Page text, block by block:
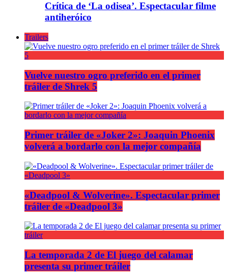
Crítica de ‘La odisea’. Espectacular filme
antiheróico
Trailers
Vuelve nuestro ogro preferido en el primer
tráiler de Shrek 5
Primer tráiler de «Joker 2»: Joaquin Phoenix
volverá a bordarlo con la mejor compañía
«Deadpool & Wolverine». Espectacular primer
tráiler de «Deadpool 3»
La temporada 2 de El juego del calamar
presenta su primer tráiler